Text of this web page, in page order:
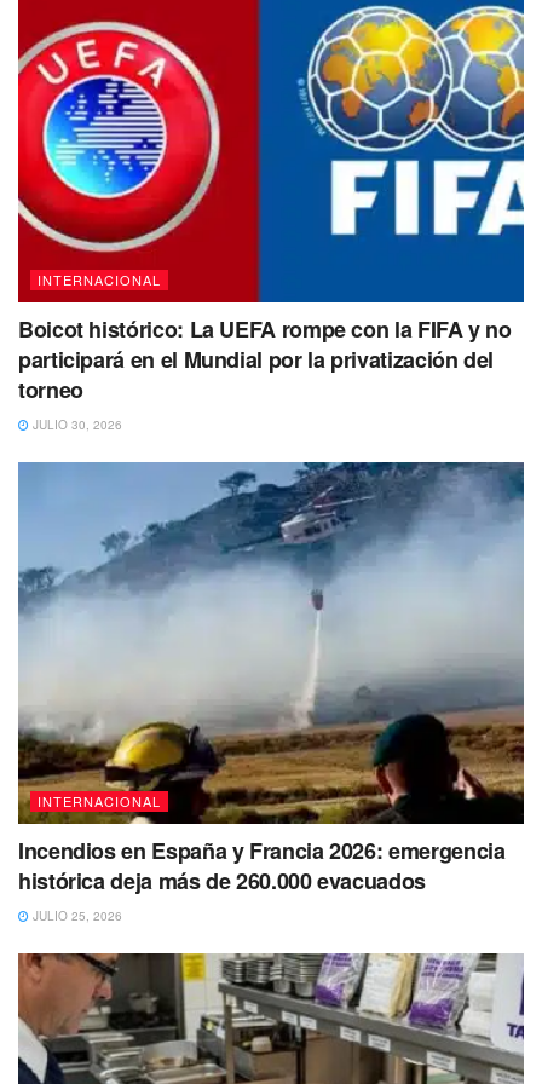
Tags: Bad Bunny Deportada Novia Revista ropa
INTERNACIONAL
Boicot histórico: La UEFA rompe con la FIFA y no
participará en el Mundial por la privatización del
torneo
JULIO 30, 2026
INTERNACIONAL
Incendios en España y Francia 2026: emergencia
histórica deja más de 260.000 evacuados
JULIO 25, 2026